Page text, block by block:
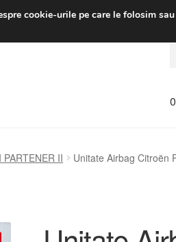
vineri 9 a.m. - 4 p.m.031
II Unitate Airbag Citroën
cookie-urile pe care le folosim